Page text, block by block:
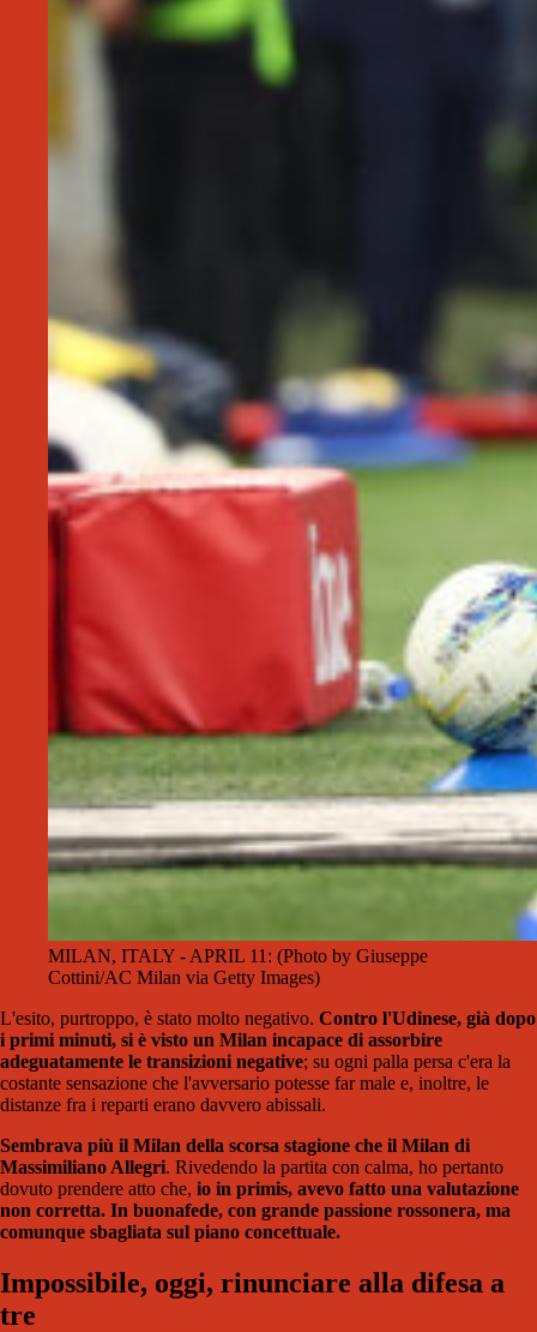
MILAN, ITALY - APRIL 11: (Photo by Giuseppe
Cottini/AC Milan via Getty Images)
L'esito, purtroppo, è stato molto negativo. Contro l'Udinese, già dopo
i primi minuti, si è visto un Milan incapace di assorbire
adeguatamente le transizioni negative; su ogni palla persa c'era la
costante sensazione che l'avversario potesse far male e, inoltre, le
distanze fra i reparti erano davvero abissali.
Sembrava più il Milan della scorsa stagione che il Milan di
Massimiliano Allegri. Rivedendo la partita con calma, ho pertanto
dovuto prendere atto che, io in primis, avevo fatto una valutazione
non corretta. In buonafede, con grande passione rossonera, ma
comunque sbagliata sul piano concettuale.
Impossibile, oggi, rinunciare alla difesa a
tre